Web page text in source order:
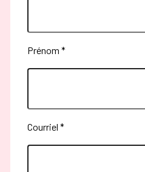
Prénom *
Courriel *